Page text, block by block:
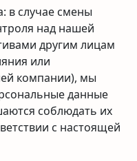
в случае смены
над нашей
другим лицам
или
компании), мы
данные
соблюдать их
с настоящей